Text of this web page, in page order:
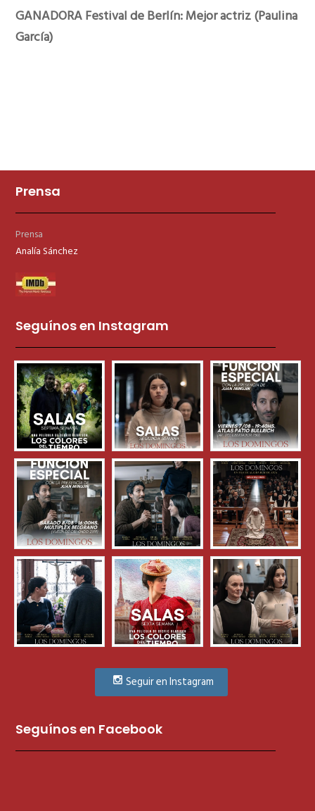
GANADORA Festival de Berlín: Mejor actriz (Paulina
García)
Prensa
Prensa
Analía Sánchez
Seguínos en Instagram
Seguir en Instagram
Seguínos en Facebook